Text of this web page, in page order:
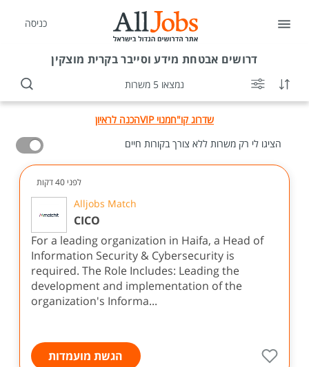
כניסה
דרושים אבטחת מידע וסייבר בקרית מוצקין
נמצאו 5 משרות
שדרוג קו"חמנוי VIP
הכנה לראיון
הציגו לי רק משרות ללא צורך בקורות חיים
לפני 40 דקות
Alljobs Match
CICO
For a leading organization in Haifa, a Head of
Information Security & Cybersecurity is
required. The Role Includes: Leading the
development and implementation of the
organization's Informa...
הגשת מועמדות